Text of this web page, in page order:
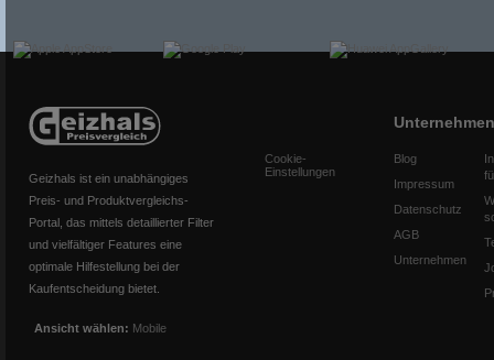
Geizhals ist ein unabhängiges
Preis- und Produktvergleichs-
Portal, das mittels detaillierter Filter
und vielfältiger Features eine
optimale Hilfestellung bei der
Kaufentscheidung bietet.
Ansicht wählen: Mobile
Cookie-
Einstellungen
Unternehmen
Blog
Impressum
Datenschutz
AGB
Unternehmen